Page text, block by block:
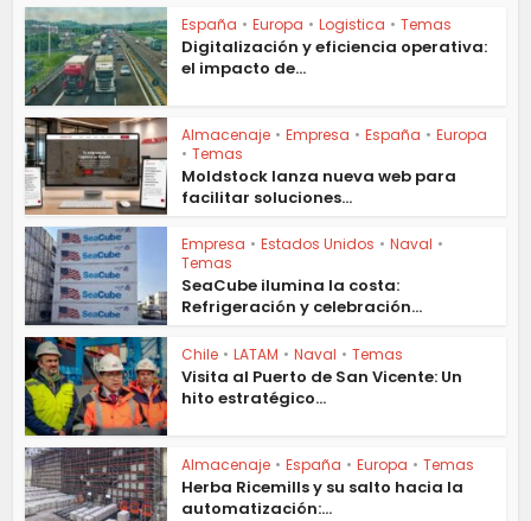
España • Europa • Logistica • Temas
Digitalización y eficiencia operativa:
el impacto de...
Almacenaje • Empresa • España • Europa
• Temas
Moldstock lanza nueva web para
facilitar soluciones...
Empresa • Estados Unidos • Naval •
Temas
SeaCube ilumina la costa:
Refrigeración y celebración...
Chile • LATAM • Naval • Temas
Visita al Puerto de San Vicente: Un
hito estratégico...
Almacenaje • España • Europa • Temas
Herba Ricemills y su salto hacia la
automatización:...